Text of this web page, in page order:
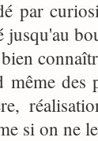
par
jusqu'au
même des
si on ne